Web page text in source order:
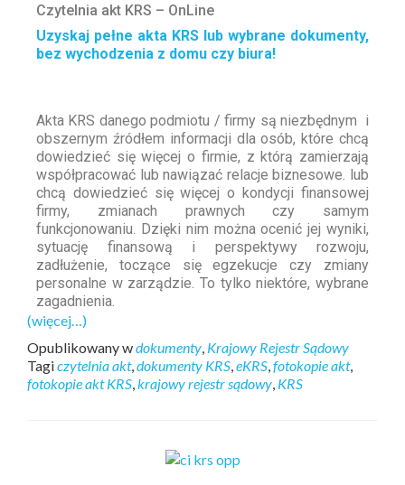
Czytelnia akt KRS – OnLine
Uzyskaj pełne akta KRS lub wybrane dokumenty,
bez wychodzenia z domu czy biura!
Akta KRS danego podmiotu / firmy są niezbędnym i
obszernym źródłem informacji dla osób, które chcą
dowiedzieć się więcej o firmie, z którą zamierzają
współpracować lub nawiązać relacje biznesowe. lub
chcą dowiedzieć się więcej o kondycji finansowej
firmy, zmianach prawnych czy samym
funkcjonowaniu. Dzięki nim można ocenić jej wyniki,
sytuację finansową i perspektywy rozwoju,
zadłużenie, toczące się egzekucje czy zmiany
personalne w zarządzie. To tylko niektóre, wybrane
zagadnienia.
(więcej…)
Opublikowany wdokumenty, Krajowy Rejestr Sądowy
Tagiczytelnia akt,dokumenty KRS,eKRS,fotokopie akt,
fotokopie akt KRS,krajowy rejestr sądowy, KRS